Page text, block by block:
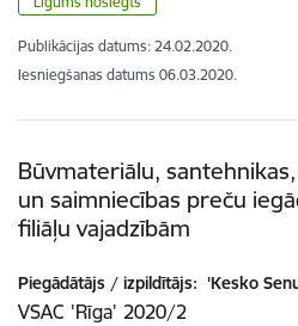
Publikācijas datums: 24.02.2020.
Iesniegšanas datums 06.03.2020.
Būvmateriālu,
un saimniecības preču
filiāļu vajadzībām
Piegādātājs / izpildītājs: 'Kesko
VSAC 'Rīga' 2020/2